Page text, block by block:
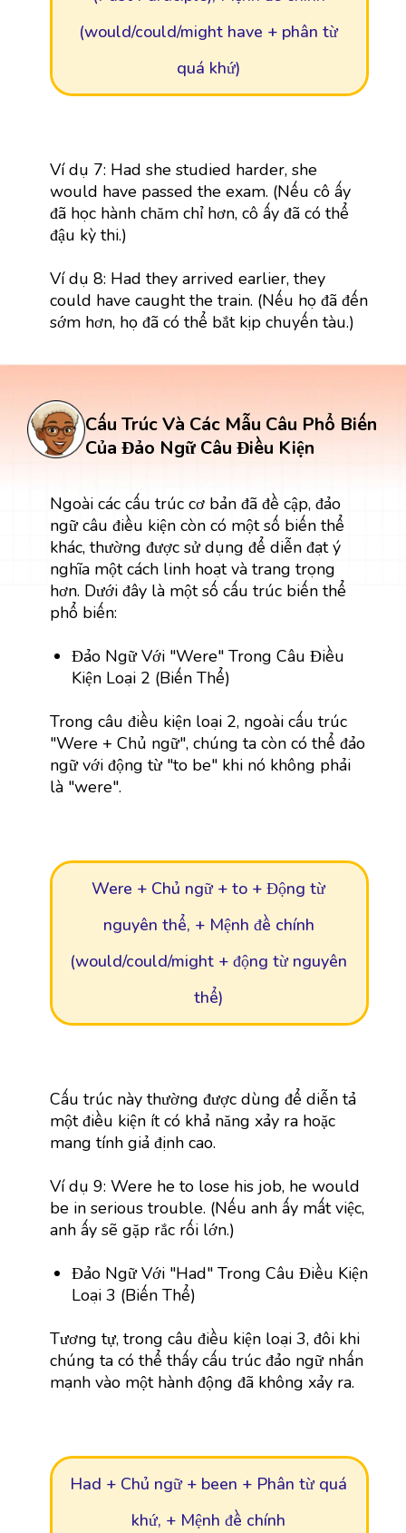
(would/could/might have + phân từ
quá khứ)
Ví dụ 7: Had she studied harder, she
would have passed the exam. (Nếu cô ấy
đã học hành chăm chỉ hơn, cô ấy đã có thể
đậu kỳ thi.)
Ví dụ 8: Had they arrived earlier, they
could have caught the train. (Nếu họ đã đến
sớm hơn, họ đã có thể bắt kịp chuyến tàu.)
Cấu Trúc Và Các Mẫu Câu Phổ Biến
Của Đảo Ngữ Câu Điều Kiện
Ngoài các cấu trúc cơ bản đã đề cập, đảo
ngữ câu điều kiện còn có một số biến thể
khác, thường được sử dụng để diễn đạt ý
nghĩa một cách linh hoạt và trang trọng
hơn. Dưới đây là một số cấu trúc biến thể
phổ biến:
Đảo Ngữ Với "Were" Trong Câu Điều
Kiện Loại 2 (Biến Thể)
Trong câu điều kiện loại 2, ngoài cấu trúc
"Were + Chủ ngữ", chúng ta còn có thể đảo
ngữ với động từ "to be" khi nó không phải
là "were".
Were + Chủ ngữ + to + Động từ
nguyên thể, + Mệnh đề chính
(would/could/might + động từ nguyên
thể)
Cấu trúc này thường được dùng để diễn tả
một điều kiện ít có khả năng xảy ra hoặc
mang tính giả định cao.
Ví dụ 9: Were he to lose his job, he would
be in serious trouble. (Nếu anh ấy mất việc,
anh ấy sẽ gặp rắc rối lớn.)
Đảo Ngữ Với "Had" Trong Câu Điều Kiện
Loại 3 (Biến Thể)
Tương tự, trong câu điều kiện loại 3, đôi khi
chúng ta có thể thấy cấu trúc đảo ngữ nhấn
mạnh vào một hành động đã không xảy ra.
Had + Chủ ngữ + been + Phân từ quá
khứ, + Mệnh đề chính